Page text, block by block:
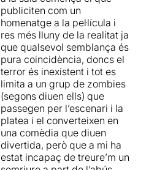
publiciten com un
homenatge a la pel·lícula i
res més lluny de la realitat ja
que qualsevol semblança és
pura coincidència, doncs el
terror és inexistent i tot es
limita a un grup de zombies
(segons diuen ells) que
passegen per l’escenari i la
platea i el converteixen en
una comèdia que diuen
divertida, però que a mi ha
estat incapaç de treure’m un